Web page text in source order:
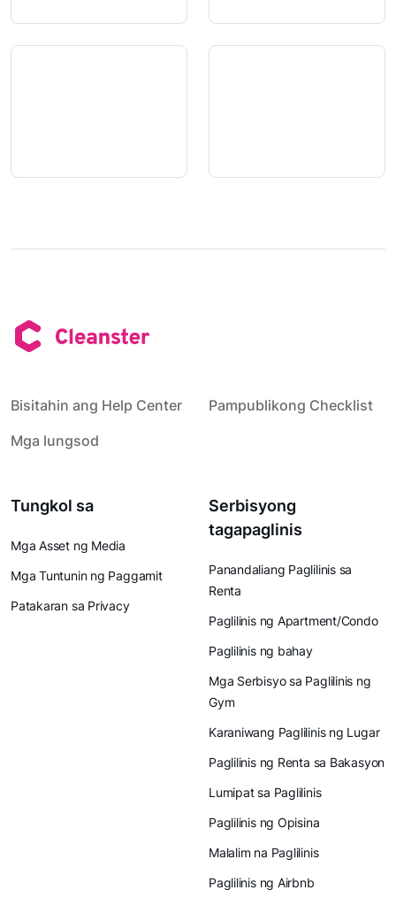
Bisitahin ang Help Center
Pampublikong Checklist
Mga lungsod
Tungkol sa
Mga Asset ng Media
Mga Tuntunin ng Paggamit
Patakaran sa Privacy
Serbisyong
tagapaglinis
Panandaliang Paglilinis sa
Renta
Paglilinis ng Apartment/Condo
Paglilinis ng bahay
Mga Serbisyo sa Paglilinis ng
Gym
Karaniwang Paglilinis ng Lugar
Paglilinis ng Renta sa Bakasyon
Lumipat sa Paglilinis
Paglilinis ng Opisina
Malalim na Paglilinis
Paglilinis ng Airbnb